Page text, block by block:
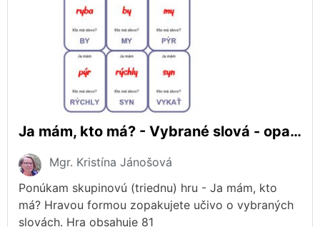
Ja mám, kto má? - Vybrané slová - opakovanie
Mgr. Kristína Jánošová
Ponúkam skupinovú (triednu) hru - Ja mám, kto
má? Hravou formou zopakujete učivo o vybraných
slovách. Hra obsahuje 81